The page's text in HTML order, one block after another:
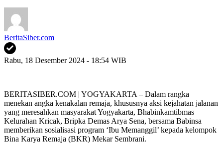
BeritaSiber.com
Rabu, 18 Desember 2024 - 18:54 WIB
BERITASIBER.COM | YOGYAKARTA – Dalam rangka
menekan angka kenakalan remaja, khususnya aksi kejahatan jalanan
yang meresahkan masyarakat Yogyakarta, Bhabinkamtibmas
Kelurahan Kricak, Bripka Demas Arya Sena, bersama Babinsa
memberikan sosialisasi program ‘Ibu Memanggil’ kepada kelompok
Bina Karya Remaja (BKR) Mekar Sembrani.